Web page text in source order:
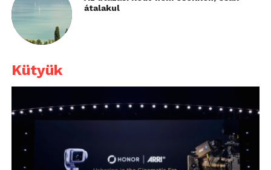
átalakul
Kütyük